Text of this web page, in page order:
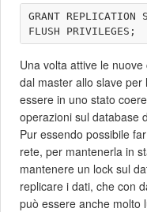
GRANT
Una volta attive le
dal master allo slave
essere in uno stato
operazioni sul database
Pur essendo possibile
rete, per mantenerla in
mantenere un lock sul
replicare i dati, che con
può essere anche molto